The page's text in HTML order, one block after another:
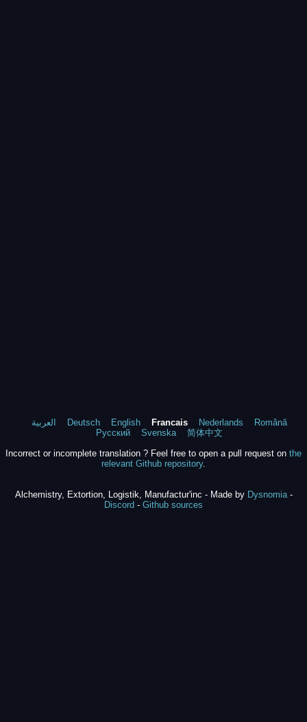
العربية Deutsch English Francais Nederlands
Română
Русский
Svenska
简体中文
Incorrect or incomplete translation ? Feel free to open a pull request on the
relevant Github repository.
Alchemistry, Extortion, Logistik, Manufactur'inc - Made by Dysnomia-
Discord - Github sources